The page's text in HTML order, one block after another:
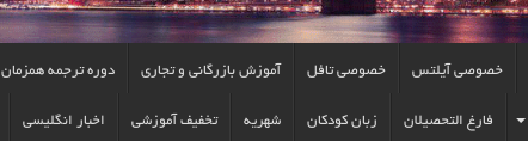
خصوصی آیلتس خصوصی تافل آموزش بازرگانی و تجاری دوره ترجمه همزمان
فارغ التحصیلان زبان کودکان شهریه تخفیف آموزشی اخبار انگلیسی